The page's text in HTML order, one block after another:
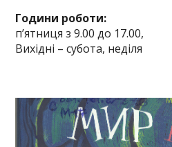
Години роботи:
п’ятниця з 9.00 до 17.00,
Вихідні – субота, неділя